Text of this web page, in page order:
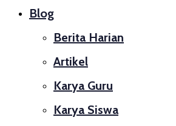
Blog
Berita Harian
Artikel
Karya Guru
Karya Siswa